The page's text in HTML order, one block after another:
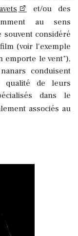
et/ou des
au sens
considéré
(voir l'exemple
emporte le vent"),
conduisent
qualité de leurs
dans le
associés au